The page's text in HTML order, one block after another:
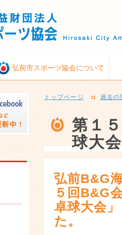
弘前市スポーツ協会について
トップページ 過去の
第１
球大会
弘前B&G
５回B&G
卓球大会
た。